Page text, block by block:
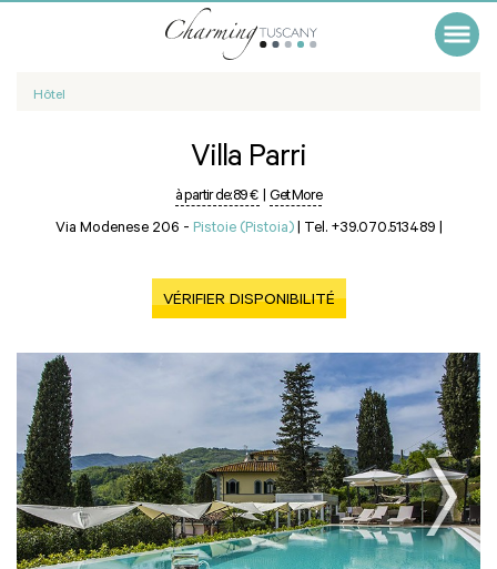
Hôtel
Villa Parri
à partir de:89 € | Get More
Via Modenese 206 - Pistoie (Pistoia) | Tel. +39.070.513489 |
VÉRIFIER DISPONIBILITÉ